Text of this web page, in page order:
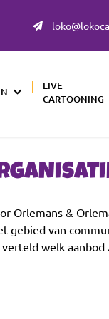
LIVE
CARTOONING
Orlemans &
gebied van
welk aanbod